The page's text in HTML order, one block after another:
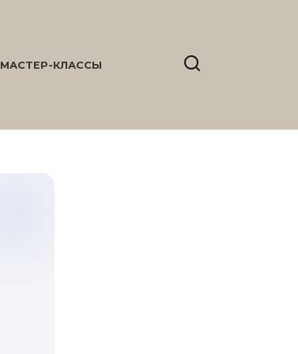
МАСТЕР-КЛАССЫ